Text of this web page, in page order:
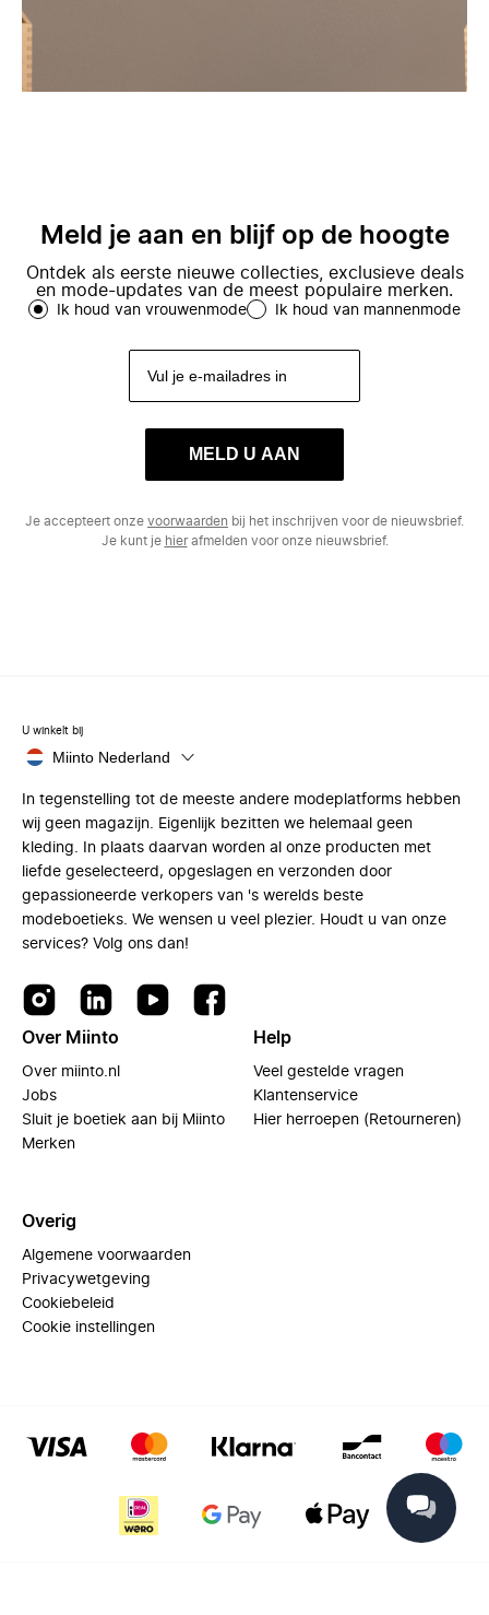
Meld je aan en blijf op de hoogte
Ontdek als eerste nieuwe collecties, exclusieve deals
en mode-updates van de meest populaire merken.
Ik houd van vrouwenmode Ik houd van mannenmode
MELD U AAN
Je accepteert onze voorwaarden bij het inschrijven voor de nieuwsbrief.
Je kunt je hierafmelden voor onze nieuwsbrief.
U winkelt bij
Miinto Nederland
In tegenstelling tot de meeste andere modeplatforms hebben
wij geen magazijn. Eigenlijk bezitten we helemaal geen
kleding. In plaats daarvan worden al onze producten met
liefde geselecteerd, opgeslagen en verzonden door
gepassioneerde verkopers van 's werelds beste
modeboetieks. We wensen u veel plezier. Houdt u van onze
services? Volg ons dan!
Over Miinto
Over miinto.nl
Jobs
Sluit je boetiek aan bij Miinto
Merken
Help
Veel gestelde vragen
Klantenservice
Hier herroepen (Retourneren)
Overig
Algemene voorwaarden
Privacywetgeving
Cookiebeleid
Cookie instellingen